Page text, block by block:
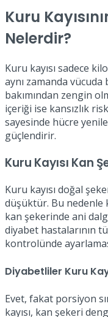
Kuru
Nelerdir?
Kuru kayısı sadece
aynı zamanda
bakımından zengin
içeriği ise kansızlık
sayesinde hücre
güçlendirir.
Kuru Kayısı Kan
Kuru kayısı doğal
düşüktür. Bu
kan şekerinde ani
diyabet hastalarının
kontrolünde
Diyabetliler Kuru
Evet, fakat porsiyon
kayısı, kan şekeri